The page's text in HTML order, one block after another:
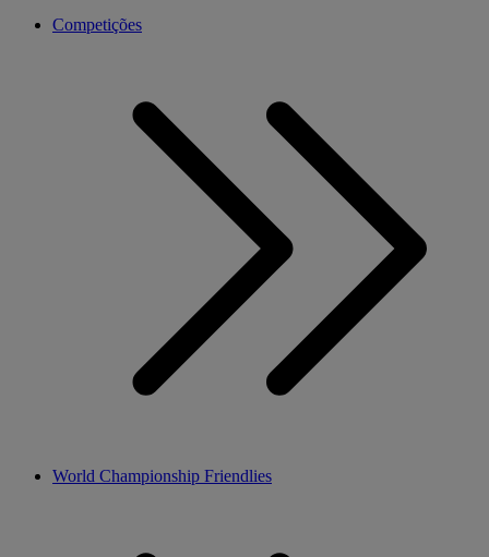
Competições
World Championship Friendlies